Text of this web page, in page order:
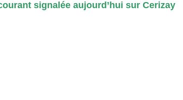
signalée aujourd’hui sur Cerizay